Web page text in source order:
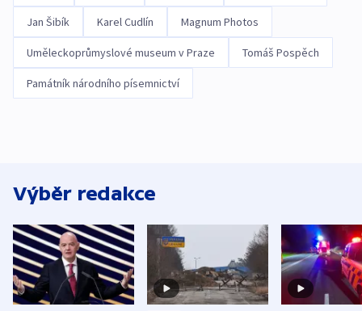
Jan Šibík Karel Cudlín Magnum Photos
Uměleckoprůmyslové museum v Praze Tomáš Pospěch
Památník národního písemnictví
Výběr redakce